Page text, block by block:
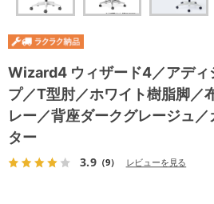
Wizard4 ウィザード4／アディ
プ／T型肘／ホワイト樹脂脚／
レー／背座ダークグレージュ
ター
3.9（9） レビューを見る